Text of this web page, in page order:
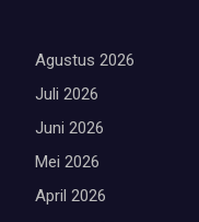
Agustus 2026
Juli 2026
Juni 2026
Mei 2026
April 2026